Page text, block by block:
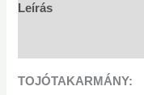
Leírás
TOJÓTAKARMÁNY: